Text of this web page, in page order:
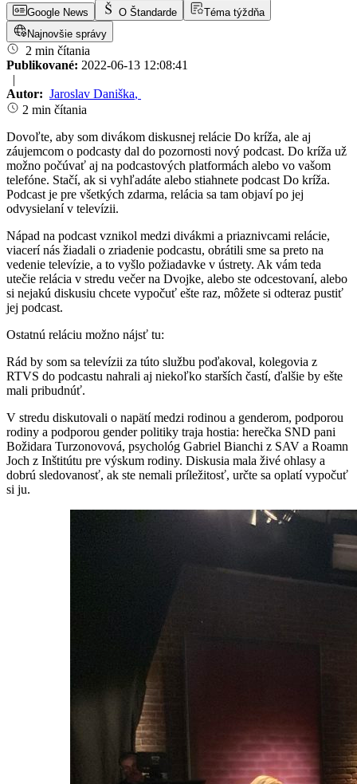
Google News O Štandarde
Téma týždňa
Najnovšie správy
2 min čítania
Publikované: 2022-06-13 12:08:41
|
Autor: Jaroslav Daniška,
2 min čítania
Dovoľte, aby som divákom diskusnej relácie Do kríža, ale aj
záujemcom o podcasty dal do pozornosti nový podcast. Do kríža už
možno počúvať aj na podcastových platformách alebo vo vašom
telefóne. Stačí, ak si vyhľadáte alebo stiahnete podcast Do kríža.
Podcast je pre všetkých zdarma, relácia sa tam objaví po jej
odvysielaní v televízii.
Nápad na podcast vznikol medzi divákmi a priaznivcami relácie,
viacerí nás žiadali o zriadenie podcastu, obrátili sme sa preto na
vedenie televízie, a to vyšlo požiadavke v ústrety. Ak vám teda
utečie relácia v stredu večer na Dvojke, alebo ste odcestovaní, alebo
si nejakú diskusiu chcete vypočuť ešte raz, môžete si odteraz pustiť
jej podcast.
Ostatnú reláciu možno nájsť tu:
Rád by som sa televízii za túto službu poďakoval, kolegovia z
RTVS do podcastu nahrali aj niekoľko starších častí, ďalšie by ešte
mali pribudnúť.
V stredu diskutovali o napätí medzi rodinou a genderom, podporou
rodiny a podporou gender politiky traja hostia: herečka SND pani
Božidara Turzonovová, psychológ Gabriel Bianchi z SAV a Roamn
Joch z Inštitútu pre výskum rodiny. Diskusia mala živé ohlasy a
dobrú sledovanosť, ak ste nemali príležitosť, určte sa oplatí vypočuť
si ju.